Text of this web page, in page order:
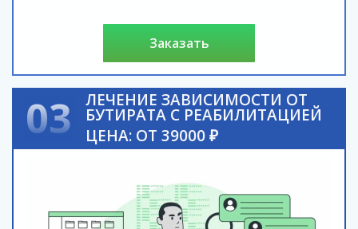
заказать
03 ЛЕЧЕНИЕ ЗАВИСИМОСТИ ОТ
БУТИРАТА С РЕАБИЛИТАЦИЕЙ
ЦЕНА: ОТ 39000 ₽